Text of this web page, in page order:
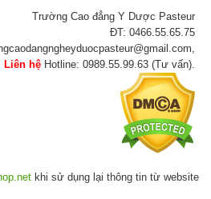
Trường Cao đẳng Y Dược Pasteur
ĐT: 0466.55.65.75
Liên hệ Hotline: 0989.55.99.63 (Tư vấn).
khi sử dụng lại thông tin từ website